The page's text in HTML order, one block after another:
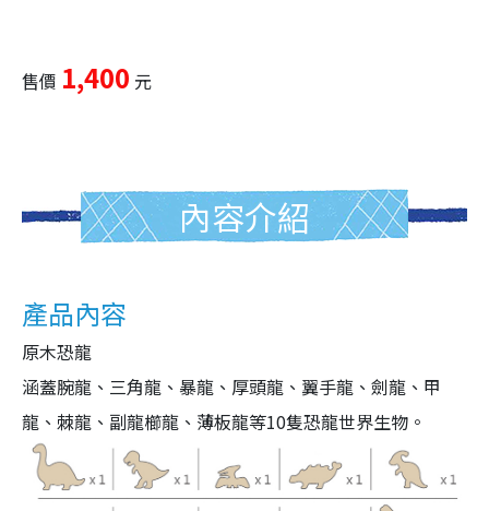
售價 1,400 元
內容介紹
產品內容
原木恐龍
涵蓋腕龍、三角龍、暴龍、厚頭龍、翼手龍、劍龍、甲
龍、棘龍、副龍櫛龍、薄板龍等10隻恐龍世界生物。